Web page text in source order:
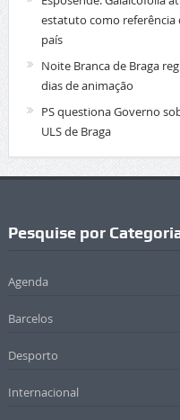
estatuto como referência
país
Noite Branca de Braga
dias de animação
PS questiona Governo
ULS de Braga
Pesquise por
Agenda
Barcelos
Desporto
Internacional